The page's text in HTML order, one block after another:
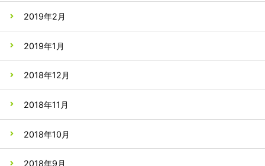
2019年2月
2019年1月
2018年12月
2018年11月
2018年10月
2018年9月